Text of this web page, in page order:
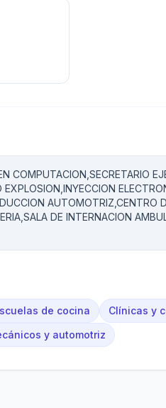
COMPUTACION,SECRETARIO
AUTOMOTRIZ,CENTRO
DE INTERNACION
de cocina
Clínicas y
y automotriz